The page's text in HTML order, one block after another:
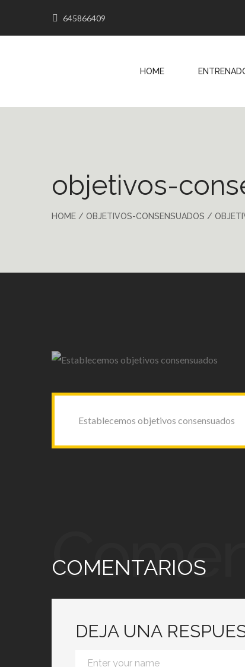
645866409
HOME
objetivos-
HOME / OBJETIVOS-CONSENSUADOS /
Establecemos objetivos consensuados
COMENTARIOS
DEJA UNA